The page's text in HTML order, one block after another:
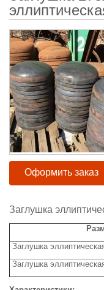
Оформить заказ
Заглушка
Заглушка
Заглушка